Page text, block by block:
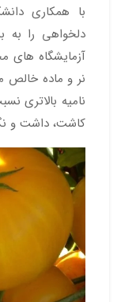
با همکاری
دلخواهی را به
آزمایشگاه های
نر و ماده خالص
نامیه بالاتری
کاشت، داشت و